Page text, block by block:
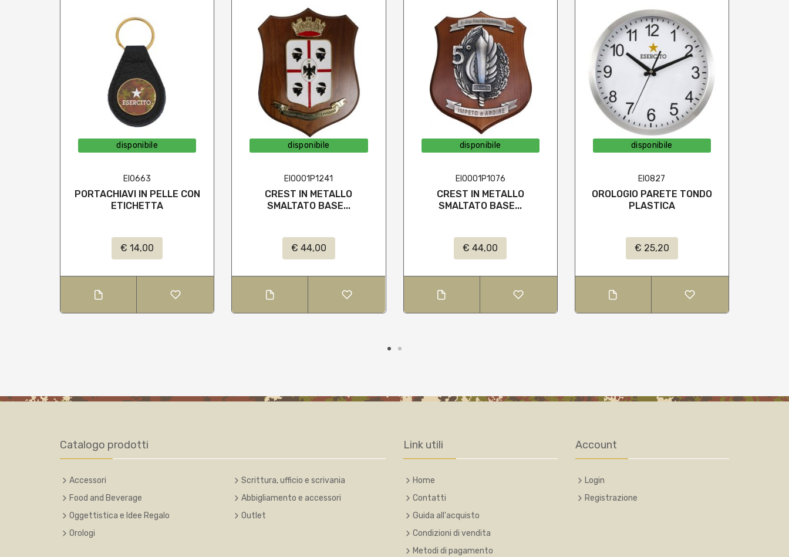
disponibile
EI0663
PORTACHIAVI IN PELLE CON
ETICHETTA
€ 14,00
disponibile
EI0001P1241
CREST IN METALLO
SMALTATO BASE...
€ 44,00
disponibile
EI0001P1076
CREST IN METALLO
SMALTATO BASE...
€ 44,00
disponibile
EI0827
OROLOGIO PARETE TONDO
PLASTICA
€ 25,20
Catalogo prodotti
Accessori
Food and Beverage
Oggettistica e Idee Regalo
Orologi
Scrittura, ufficio e scrivania
Abbigliamento e accessori
Outlet
Link utili
Home
Contatti
Guida all'acquisto
Condizioni di vendita
Metodi di pagamento
Account
Login
Registrazione